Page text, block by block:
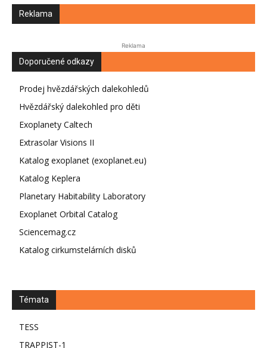
Reklama
Reklama
Doporučené odkazy
Prodej hvězdářských dalekohledů
Hvězdářský dalekohled pro děti
Exoplanety Caltech
Extrasolar Visions II
Katalog exoplanet (exoplanet.eu)
Katalog Keplera
Planetary Habitability Laboratory
Exoplanet Orbital Catalog
Sciencemag.cz
Katalog cirkumstelárních disků
Témata
TESS
TRAPPIST-1